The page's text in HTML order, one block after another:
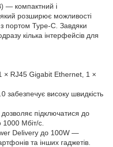
— компактний і
розширює можливості
портом Type-C. Завдяки
кілька інтерфейсів для
× RJ45 Gigabit Ethernet, 1 ×
високу швидкість
підключатися до
1000 Мбіт/с.
Delivery до 100W —
та інших гаджетів.